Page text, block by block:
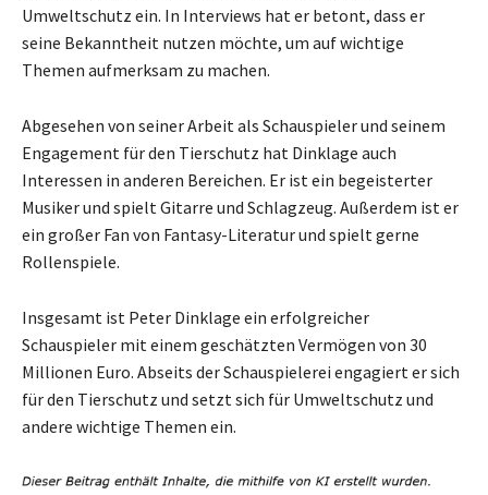
Umweltschutz ein. In Interviews hat er betont, dass er
seine Bekanntheit nutzen möchte, um auf wichtige
Themen aufmerksam zu machen.
Abgesehen von seiner Arbeit als Schauspieler und seinem
Engagement für den Tierschutz hat Dinklage auch
Interessen in anderen Bereichen. Er ist ein begeisterter
Musiker und spielt Gitarre und Schlagzeug. Außerdem ist er
ein großer Fan von Fantasy-Literatur und spielt gerne
Rollenspiele.
Insgesamt ist Peter Dinklage ein erfolgreicher
Schauspieler mit einem geschätzten Vermögen von 30
Millionen Euro. Abseits der Schauspielerei engagiert er sich
für den Tierschutz und setzt sich für Umweltschutz und
andere wichtige Themen ein.